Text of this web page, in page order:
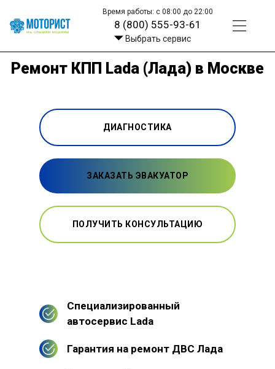
Время работы: с 08:00 до 22:00
8 (800) 555-93-61
Выбрать сервис
Ремонт КПП Lada (Лада) в Москве
ДИАГНОСТИКА
ЗАКАЗАТЬ ЭВАКУАТОР
ПОЛУЧИТЬ КОНСУЛЬТАЦИЮ
Специализированный
автосервис Lada
Гарантия на ремонт ДВС Лада